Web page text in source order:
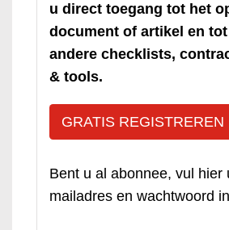
u direct toegang tot het
document of artikel en
andere checklists,
& tools.
GRATIS REGISTREREN
Bent u al abonnee, vul hier
mailadres en wachtwoord